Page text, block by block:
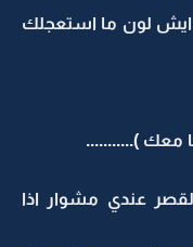
ايش لون ما استعجلك
معك )...........
عندي مشوار اذا